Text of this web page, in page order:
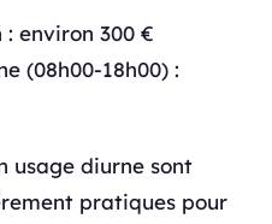
environ 300 €
(08h00-18h00) :
usage diurne sont
pratiques pour